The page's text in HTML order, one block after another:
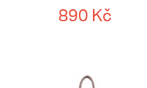
890 Kč